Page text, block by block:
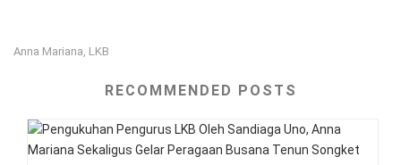
Anna Mariana LKB
RECOMMENDED POSTS